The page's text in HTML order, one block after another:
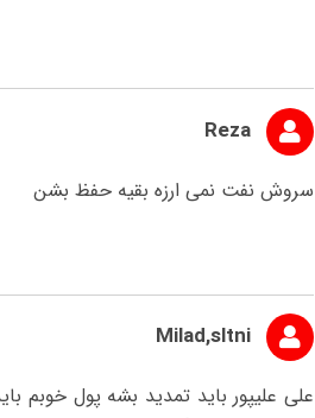
Reza
سروش نفت نمی ارزه بقیه حفظ بشن
Milad,sltni